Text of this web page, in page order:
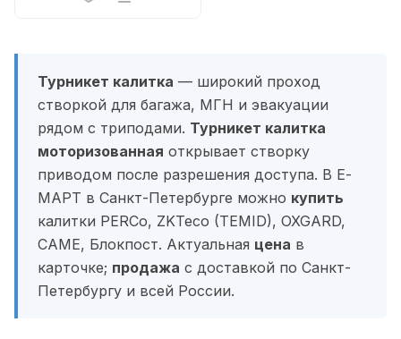
Турникет калитка — широкий проход
створкой для багажа, МГН и эвакуации
рядом с триподами. Турникет калитка
моторизованная открывает створку
приводом после разрешения доступа. В Е-
МАРТ в Санкт-Петербурге можно купить
калитки PERCo, ZKTeco (TEMID), OXGARD,
CAME, Блокпост. Актуальная цена в
карточке; продажа с доставкой по Санкт-
Петербургу и всей России.